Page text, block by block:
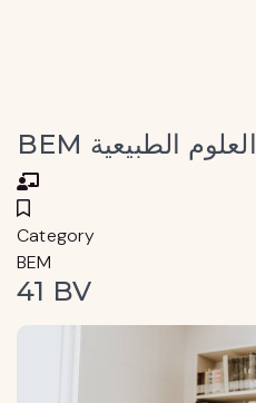
BEM العلوم الطبيعية
Category
BEM
41 BV